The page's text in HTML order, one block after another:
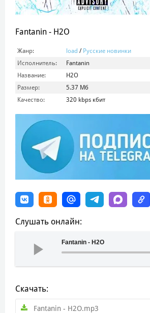
Fantanin - H2O
Жанр: load / Русские новинки
Исполнитель:
Fantanin
Название:
H2O
Размер:
5.37 Мб
Качество:
320 kbps кбит
Слушать онлайн:
Fantanin - H2O
Скачать:
Fantanin - H2O.mp3